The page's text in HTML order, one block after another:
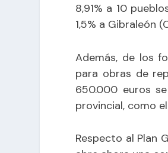
8,91% a 10
1,5% a Gibraleón
Además, de los
para obras de
650.000 euros
provincial, como
Respecto al Plan